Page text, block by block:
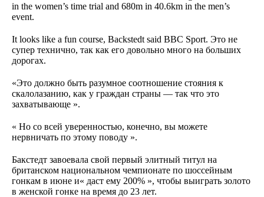
in the women’s time trial and 680m in 40.6km in the men’s
event.
It looks like a fun course, Backstedt said BBC Sport. Это не
супер технично, так как его довольно много на больших
дорогах.
«Это должно быть разумное соотношение стояния к
скалолазанию, как у граждан страны — так что это
захватывающе ».
« Но со всей уверенностью, конечно, вы можете
нервничать по этому поводу ».
Бакстедт завоевала свой первый элитный титул на
британском национальном чемпионате по шоссейным
гонкам в июне и« даст ему 200% », чтобы выиграть золото
в женской гонке на время до 23 лет.